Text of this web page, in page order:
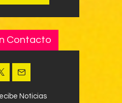
Contacto
Noticias